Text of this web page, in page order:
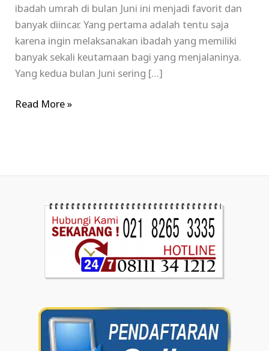
ibadah umrah di bulan Juni ini menjadi favorit dan
banyak diincar. Yang pertama adalah tentu saja
karena ingin melaksanakan ibadah yang memiliki
banyak sekali keutamaan bagi yang menjalaninya.
Yang kedua bulan Juni sering […]
Read More »